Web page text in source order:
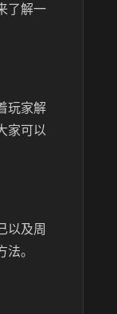
了解一
玩家解
家可以
以及周
。